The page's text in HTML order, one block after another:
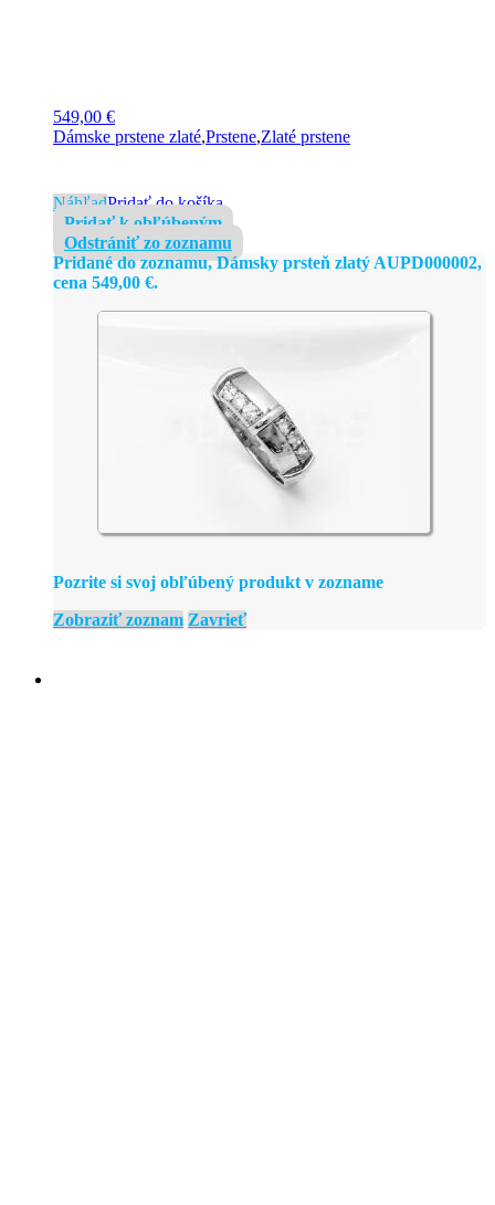
549,00 €
Dámske prstene zlaté,Prstene,Zlaté prstene
NáhľadPridať do košíka
Pridať k obľúbeným
Odstrániť zo zoznamu
Pridané do zoznamu, Dámsky prsteň zlatý AUPD000002,
cena 549,00 €.
Pozrite si svoj obľúbený produkt v zozname
Zobraziť zoznam Zavrieť